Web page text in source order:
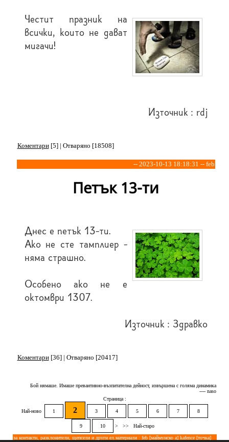
Честит празник на
всички, които не дават
мигачи!
Източник : rdj
Коментари[5] | Отваряно [18508]
-- 2023-10-13 18:18:31 -- feb
Петък 13-ти
Днес е петък 13-ти.
Ако не сте тамплиер -
няма страшно.
Особено ако не е
октомври 1307.
Източник : Здравко
Коментари[36] | Отваряно [20417]
Бой нямаше. Имаше превантивно-възпитателна дейност, извършена с голяма динамика
---- naso
Страница :
Най-ново 1 2 3 4 5 6 7 8
9 10 > >> Най-старо
за контакти, разклонители, щепсели и други ел.материали : feb [маймунско а] kafence [точка]